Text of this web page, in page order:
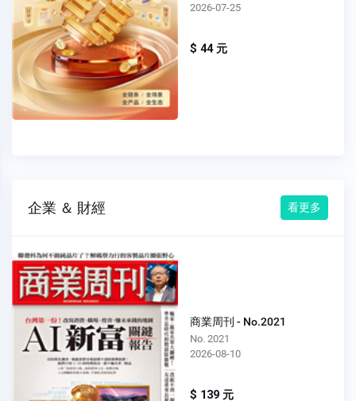
2026-07-25
$ 44 元
企業 ＆ 財經 看更多
商業周刊 - No.2021
No. 2021
2026-08-10
$ 139 元